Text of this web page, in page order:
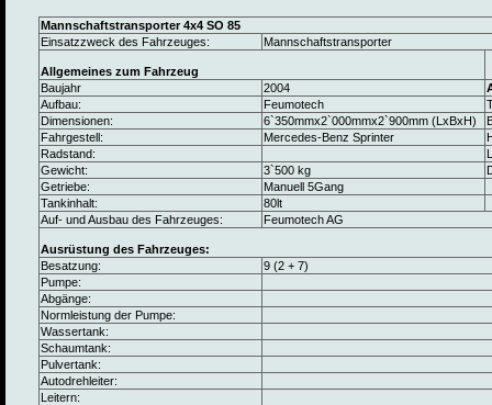
Mannschaftstransporter 4x4 SO 85
Einsatzzweck des Fahrzeuges:
Mannschaftstransporter
Allgemeines zum Fahrzeug
Baujahr
2004
Aufbau:
Feumotech
Dimensionen:
6`350mmx2`000mmx2`900mm (LxBxH)
Fahrgestell:
Mercedes-Benz Sprinter
Radstand:
Gewicht:
3`500 kg
Getriebe:
Manuell 5Gang
Tankinhalt:
80lt
Auf- und Ausbau des Fahrzeuges:
Feumotech AG
Ausrüstung des Fahrzeuges:
Besatzung:
9 (2 + 7)
Pumpe:
Abgänge:
Normleistung der Pumpe:
Wassertank:
Schaumtank:
Pulvertank:
Autodrehleiter:
Leitern: